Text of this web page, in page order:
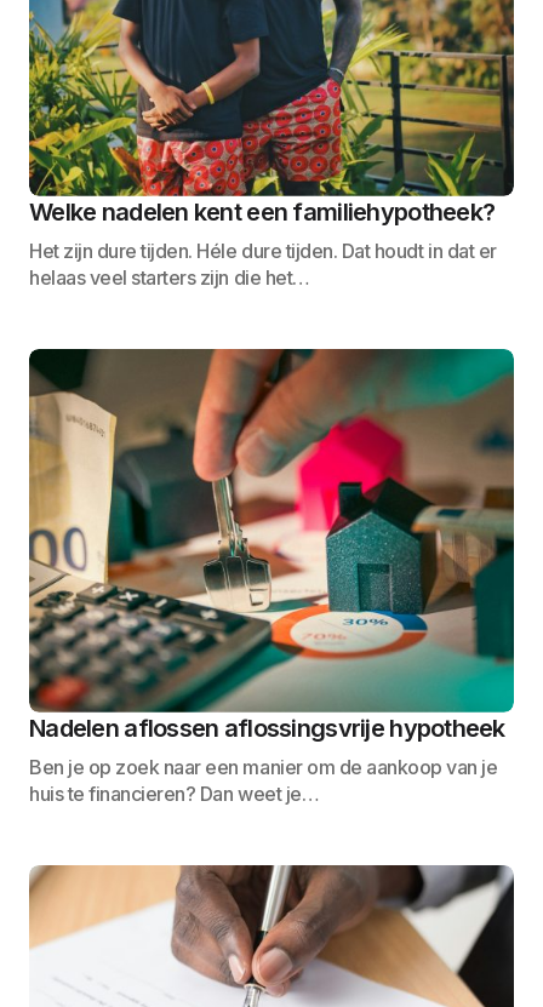
Welke nadelen kent een familiehypotheek?
Het zijn dure tijden. Héle dure tijden. Dat houdt in dat er
helaas veel starters zijn die het…
Nadelen aflossen aflossingsvrije hypotheek
Ben je op zoek naar een manier om de aankoop van je
huis te financieren? Dan weet je…